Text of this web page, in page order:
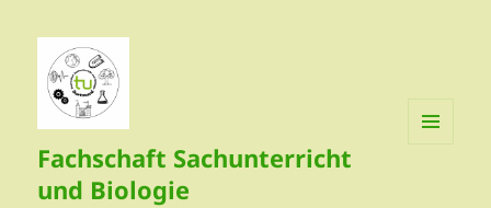
Fachschaft Sachunterricht
und Biologie